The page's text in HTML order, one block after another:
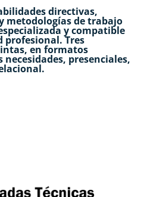
directivas,
metodologías de trabajo
y compatible
profesional. Tres
en formatos
presenciales,